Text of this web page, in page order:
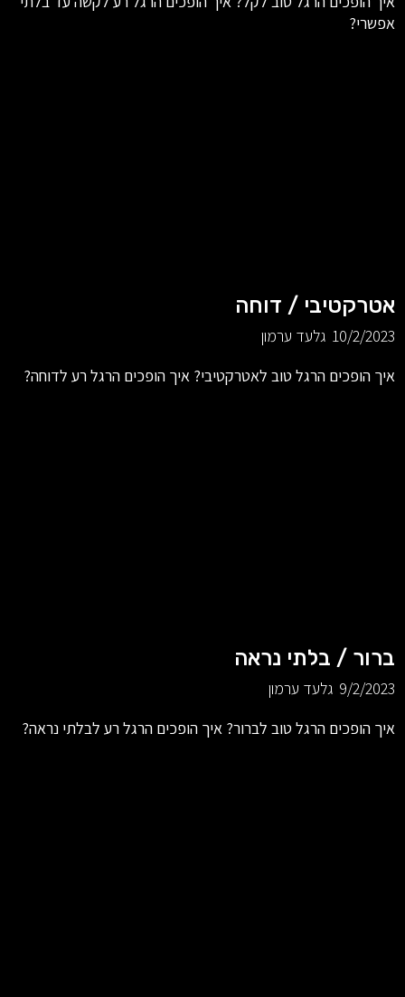
אפשרי?
אטרקטיבי / דוחה
10/2/2023 גלעד ערמון
איך הופכים הרגל טוב לאטרקטיבי? איך הופכים הרגל רע לדוחה?
ברור / בלתי נראה
9/2/2023 גלעד ערמון
איך הופכים הרגל טוב לברור? איך הופכים הרגל רע לבלתי נראה?